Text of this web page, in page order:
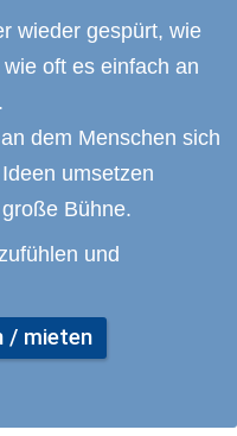
wieder gespürt, wie
oft es einfach an
dem Menschen sich
umsetzen
Bühne.
und
/ mieten